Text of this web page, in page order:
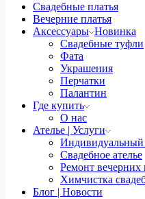
Свадебные платья
Вечерние платья
Аксессуары Новинка
Свадебные туфли
Фата
Украшения
Перчатки
Палантин
Где купить
О нас
Ателье | Услуги
Индивидуальный
Свадебное ателье
Ремонт вечерних
Химчистка
Блог | Новости